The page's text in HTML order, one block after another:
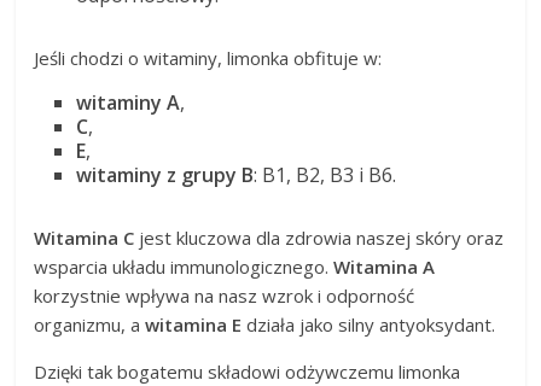
Jeśli chodzi o witaminy, limonka obfituje w:
witaminy A,
C,
E,
witaminy z grupy B: B1, B2, B3 i B6.
Witamina C jest kluczowa dla zdrowia naszej skóry oraz
wsparcia układu immunologicznego.Witamina A
korzystnie wpływa na nasz wzrok i odporność
organizmu, awitamina E działa jako silny antyoksydant.
Dzięki tak bogatemu składowi odżywczemu limonka